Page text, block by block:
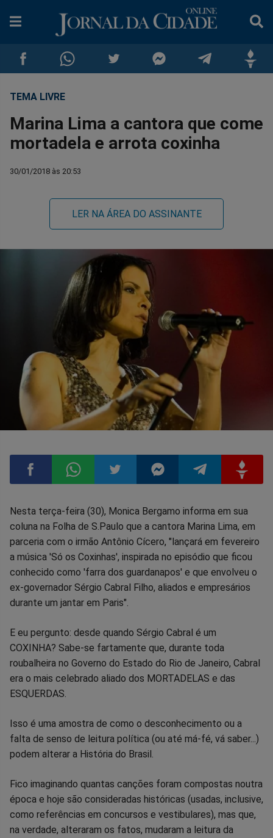
Compartilhar
no
Compartilhar
no
no
no
no
no
TEMA LIVRE
Marina Lima a cantora que come
mortadela e arrota coxinha
30/01/2018 às 20:53
LER NA ÁREA DO ASSINANTE
Compartilhar
no
Facebook
Compartilhar
no
Whatsapp
Compartilhar
no
Twitter
Compartilhar
no
Messenger
Compartilhar
no
Telegram
no
Gettr
Nesta terça-feira (30), Monica Bergamo informa em sua
coluna na Folha de S.Paulo que a cantora Marina Lima, em
parceria com o irmão Antônio Cícero, "lançará em fevereiro
a música 'Só os Coxinhas', inspirada no episódio que ficou
conhecido como 'farra dos guardanapos' e que envolveu o
ex-governador Sérgio Cabral Filho, aliados e empresários
durante um jantar em Paris".
E eu pergunto: desde quando Sérgio Cabral é um
COXINHA? Sabe-se fartamente que, durante toda
roubalheira no Governo do Estado do Rio de Janeiro, Cabral
era o mais celebrado aliado dos MORTADELAS e das
ESQUERDAS.
Isso é uma amostra de como o desconhecimento ou a
falta de senso de leitura política (ou até má-fé, vá saber...)
podem alterar a História do Brasil.
Fico imaginando quantas canções foram compostas noutra
época e hoje são consideradas históricas (usadas, inclusive,
como referências em concursos e vestibulares), mas que,
na verdade, alteraram os fatos, mudaram a leitura da